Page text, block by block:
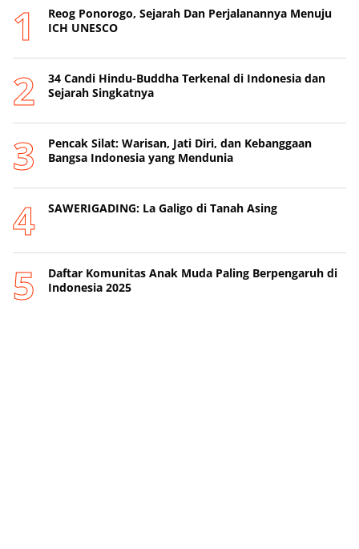
Reog Ponorogo, Sejarah Dan Perjalanannya Menuju
ICH UNESCO
34 Candi Hindu-Buddha Terkenal di Indonesia dan
Sejarah Singkatnya
Pencak Silat: Warisan, Jati Diri, dan Kebanggaan
Bangsa Indonesia yang Mendunia
SAWERIGADING: La Galigo di Tanah Asing
Daftar Komunitas Anak Muda Paling Berpengaruh di
Indonesia 2025